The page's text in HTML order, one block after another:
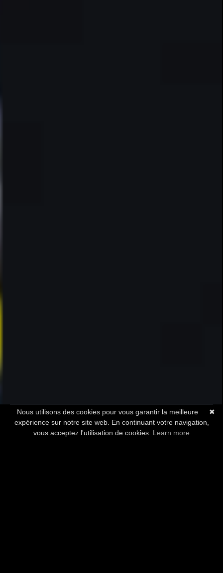
DEMANDER UN DEVIS
✖
Nous utilisons des cookies pour vous garantir la meilleure
expérience sur notre site web. En continuant votre navigation,
vous acceptez l'utilisation de cookies. Learn more